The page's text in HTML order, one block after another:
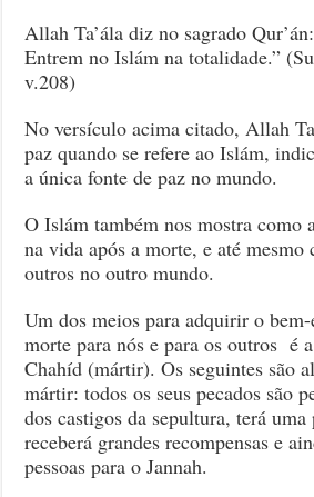
Allah Ta’ála diz no sagrado
Entrem no Islám na totalidade.”
v.208)
No versículo acima citado, Allah
paz quando se refere ao Islám,
a única fonte de paz no mundo.
O Islám também nos mostra como
na vida após a morte, e até
outros no outro mundo.
Um dos meios para adquirir o
morte para nós e para os outros é
Chahíd (mártir). Os seguintes são
mártir: todos os seus pecados são
dos castigos da sepultura, terá uma
receberá grandes recompensas e
pessoas para o Jannah.